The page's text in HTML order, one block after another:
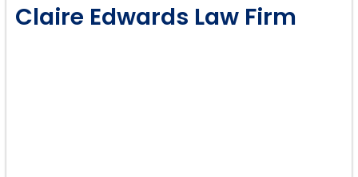
Claire Edwards Law Firm